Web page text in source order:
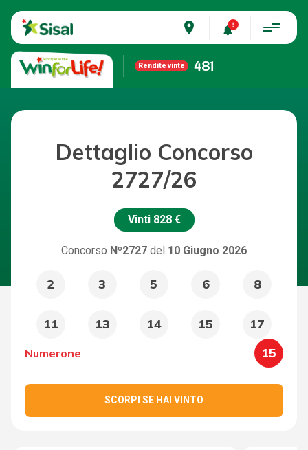
place
Rendite vinte 481
Dettaglio Concorso
2727/26
Vinti 828 €
Concorso Nº2727 del 10 Giugno 2026
2 3 5 6 8
11 13 14 15 17
Numerone 15
SCORPI SE HAI VINTO